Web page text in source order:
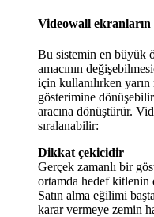
Videowall ekranların
Bu sistemin en büyük
amacının
için kullanılırken
gösterimine
aracına dönüştürür.
sıralanabilir:
Dikkat çekicidir
Gerçek zamanlı bir
ortamda hedef kitlenin
Satın alma eğilimi
karar vermeye zemin